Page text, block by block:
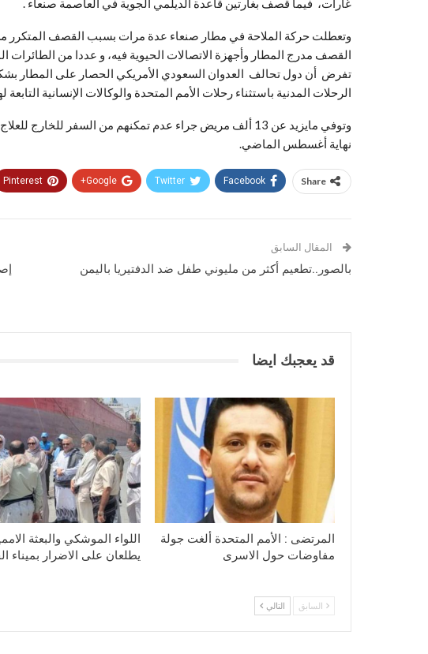
غارات، فيما قصف بغارتين قاعدة الديلمي الجوية في العاصمة صنعاء .
القصف مدرج المطار وأجهزة الاتصالات الحيوية فيه، و عددا من الطائرات
الرحلات المدنية باستثناء رحلات الأمم المتحدة والوكالات الإنسانية
وتوفي مايزيد عن 13 ألف مريض جراء عدم تمكنهم من السفر
نهاية أغسطس الماضي.
Share
Facebook
Twitter
Google+
Pinterest
المقال السابق
بالصور..تطعيم أكثر من مليوني طفل ضد الدفتيريا باليمن
قد يعجبك ايضا
المرتضى : الأمم المتحدة ألغت جولة
مفاوضات حول الاسرى
اللواء الموشكي والبعثة
يطلعان على الاضرار بميناء
السابق التالي